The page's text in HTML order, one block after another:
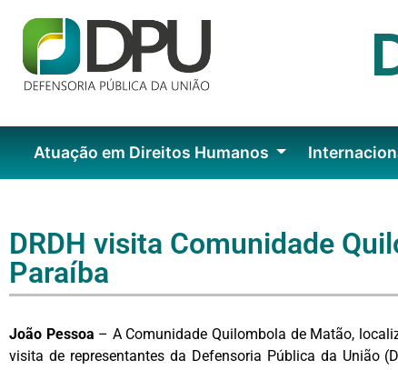
Atuação em Direitos Humanos
DRDH visita Comunidade
Paraíba
João Pessoa – A Comunidade Quilombola de Matão,
visita de representantes da Defensoria Pública da União